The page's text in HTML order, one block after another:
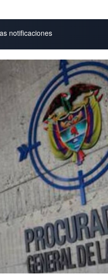
notificaciones